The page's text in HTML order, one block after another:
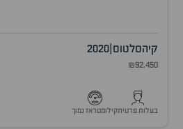
קיהסלטוס 2020
₪92,450
בעלות פרטיתקילומטראז נמוך